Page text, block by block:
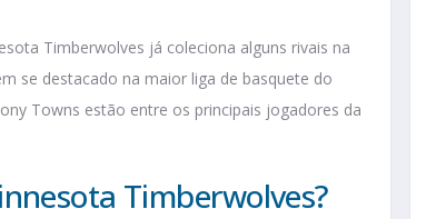
Timberwolves já coleciona alguns rivais na
se destacado na maior liga de basquete do
Towns estão entre os principais jogadores da
Timberwolves?